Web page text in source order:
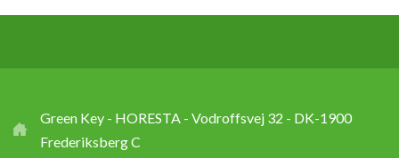
Green Key - HORESTA - Vodroffsvej 32 - DK-1900
Frederiksberg C